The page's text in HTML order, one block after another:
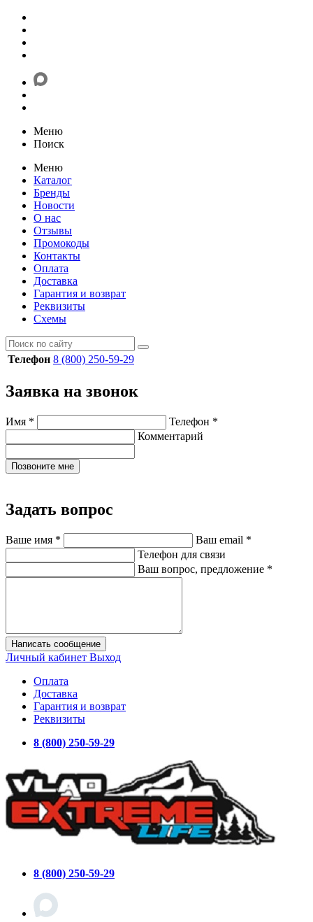
Меню
Поиск
Меню
Каталог
Бренды
Новости
О нас
Отзывы
Промокоды
Контакты
Оплата
Доставка
Гарантия и возврат
Реквизиты
Схемы
Телефон 8 (800) 250-59-29
Заявка на звонок
Имя * Телефон *
Комментарий
Позвоните мне
Задать вопрос
Ваше имя * Ваш email *
Телефон для связи
Ваш вопрос, предложение *
Написать сообщение
Личный кабинет Выход
Оплата
Доставка
Гарантия и возврат
Реквизиты
8 (800) 250-59-29
8 (800) 250-59-29